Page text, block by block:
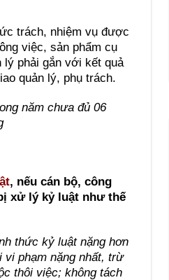
trách, nhiệm vụ được
việc, sản phẩm cụ
phải gắn với kết quả
quản lý, phụ trách.
năm chưa đủ 06
, nếu cán bộ, công
xử lý kỷ luật như thế
thức kỷ luật nặng hơn
phạm nặng nhất, trừ
thôi việc; không tách